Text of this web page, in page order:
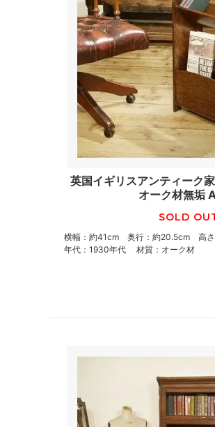
英国イギリスアンティーク
オーク材無垢
SOLD
横幅：約41cm 奥行：約20.5cm 高
年代：1930年代 材質：オーク材